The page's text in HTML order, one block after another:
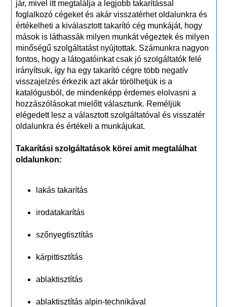
jár, mivel itt megtalálja a legjobb takarítással
foglalkozó cégeket és akár visszatérhet oldalunkra és
értékelheti a kiválasztott takarító cég munkáját, hogy
mások is láthassák milyen munkát végeztek és milyen
minőségű szolgáltatást nyújtottak. Számunkra nagyon
fontos, hogy a látogatóinkat csak jó szolgáltatók felé
irányítsuk, így ha egy takarító cégre több negatív
visszajelzés érkezik azt akár törölhetjük is a
katalógusból, de mindenképp érdemes elolvasni a
hozzászólásokat mielőtt választunk. Reméljük
elégedett lesz a választott szolgáltatóval és visszatér
oldalunkra és értékeli a munkájukat.
Takarítási szolgáltatások körei amit megtalálhat
oldalunkon:
lakás takarítás
irodatakarítás
szőnyegtisztítás
kárpittisztítás
ablaktisztítás
ablaktisztítás alpin-technikával